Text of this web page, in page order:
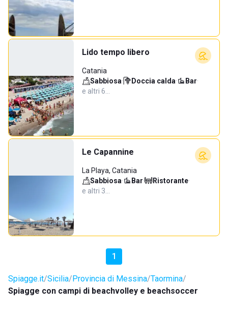
Lido tempo libero
Catania
Sabbiosa· Doccia calda· Bar·
e altri 6…
Le Capannine
La Playa, Catania
Sabbiosa· Bar· Ristorante·
e altri 3…
1
Spiagge.it Sicilia Provincia di Messina Taormina
Spiagge con campi di beachvolley e beachsoccer